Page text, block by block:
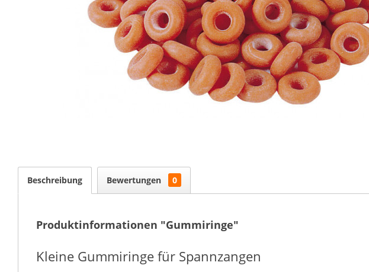
Beschreibung Bewertungen 0
Produktinformationen "Gummiringe"
Kleine Gummiringe für Spannzangen